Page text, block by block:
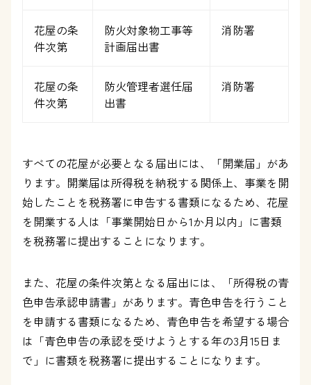
花屋の条
件次第
防火対象物工事等
計画届出書
消防署
花屋の条
件次第
防火管理者選任届
出書
消防署
すべての花屋が必要となる届出には、「開業届」があ
ります。開業届は所得税を納税する関係上、事業を開
始したことを税務署に申告する書類になるため、花屋
を開業する人は「事業開始日から1か月以内」に書類
を税務署に提出することになります。
また、花屋の条件次第となる届出には、「所得税の青
色申告承認申請書」があります。青色申告を行うこと
を申請する書類になるため、青色申告を希望する場合
は「青色申告の承認を受けようとする年の3月15日ま
で」に書類を税務署に提出することになります。